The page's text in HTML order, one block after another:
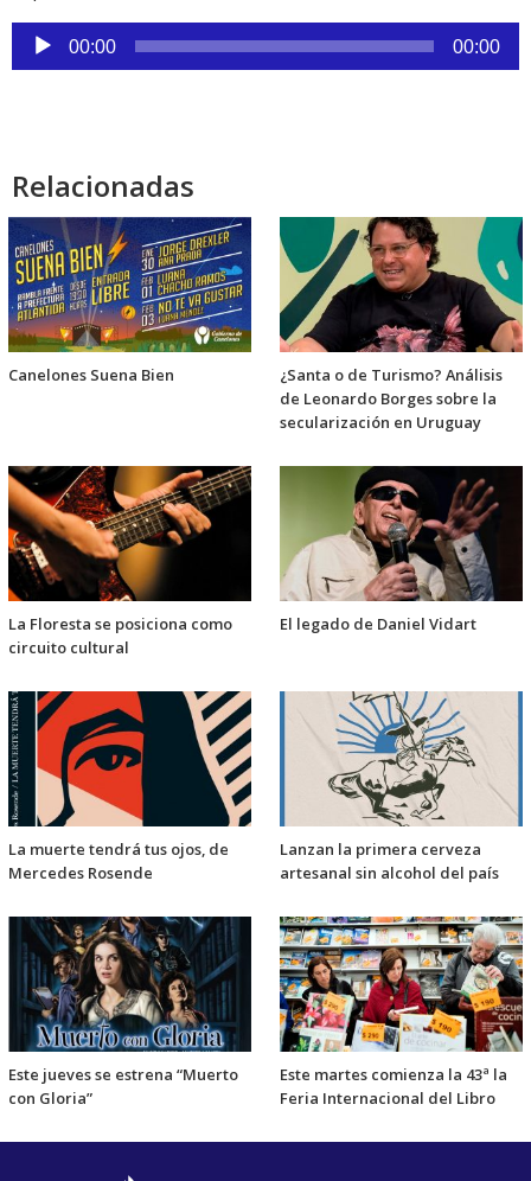
Reproductor
de
00:00 00:00
Relacionadas
Canelones Suena Bien
¿Santa o de Turismo? Análisis
de Leonardo Borges sobre la
secularización en Uruguay
La Floresta se posiciona como
circuito cultural
El legado de Daniel Vidart
La muerte tendrá tus ojos, de
Mercedes Rosende
Lanzan la primera cerveza
artesanal sin alcohol del país
Este jueves se estrena “Muerto
con Gloria”
Este martes comienza la 43ª la
Feria Internacional del Libro